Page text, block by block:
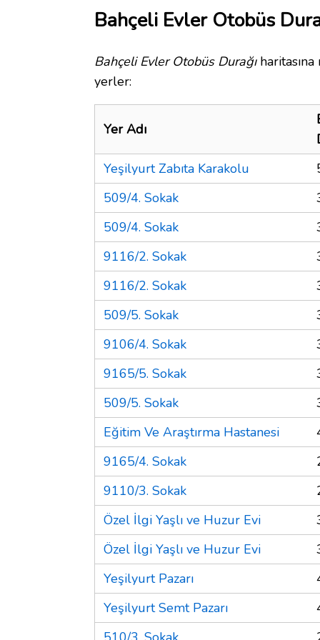
Bahçeli Evler Otobüs
Bahçeli Evler Otobüs Durağıharitasına
yerler:
Yer Adı
Yeşilyurt Zabıta Karakolu
509/4. Sokak
509/4. Sokak
9116/2. Sokak
9116/2. Sokak
509/5. Sokak
9106/4. Sokak
9165/5. Sokak
509/5. Sokak
Eğitim Ve Araştırma Hastanesi
9165/4. Sokak
9110/3. Sokak
Özel İlgi Yaşlı ve Huzur Evi
Özel İlgi Yaşlı ve Huzur Evi
Yeşilyurt Pazarı
Yeşilyurt Semt Pazarı